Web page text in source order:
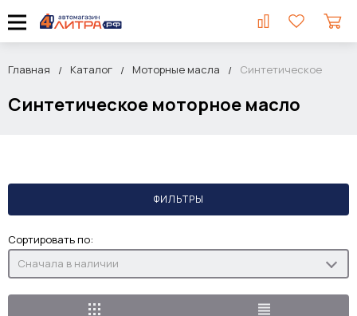
Главная Каталог Моторные масла Синтетическое
Синтетическое моторное масло
ФИЛЬТРЫ
Сортировать по:
Сначала в наличии